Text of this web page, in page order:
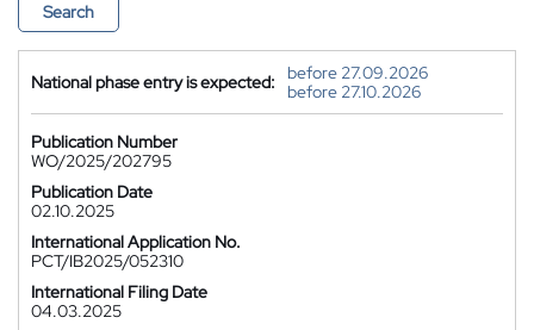
Search
National phase entry is expected:
before 27.09.2026
before 27.10.2026
Publication Number
WO/2025/202795
Publication Date
02.10.2025
International Application No.
PCT/IB2025/052310
International Filing Date
04.03.2025